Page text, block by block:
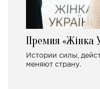
Премия «Жінка
Истории силы,
меняют страну.